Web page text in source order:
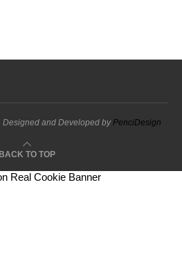
Designed and Developed byPenciDesign
BACK TO TOP
Real Cookie Banner